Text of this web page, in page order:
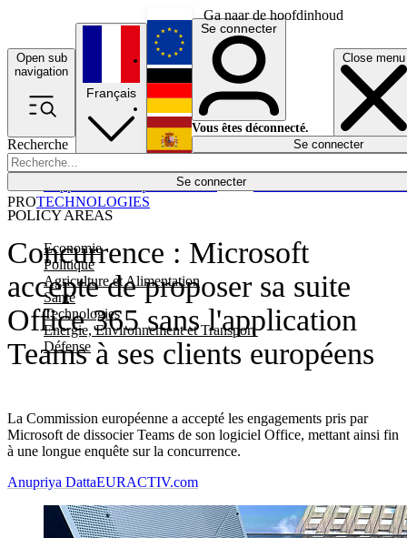
Ga naar de hoofdinhoud
Open sub
navigation
Close menu
Recherche
Se connecter
POLICY AREAS
Economie
Politique
Agriculture et Alimentation
Santé
Technologies
Energie, Environnement et Transport
Défense
Économie
Français
English
Deutsch
Español
Se connecter
Vous êtes déconnecté.
Se connecter
Concurrence : Microsoft
accepte de proposer sa suite
Office 365 sans l'application
Teams à ses clients européens
La Commission européenne a accepté les engagements pris par
Microsoft de dissocier Teams de son logiciel Office, mettant ainsi fin
à une longue enquête sur la concurrence.
PROTECHNOLOGIES
Anupriya DattaEURACTIV.com